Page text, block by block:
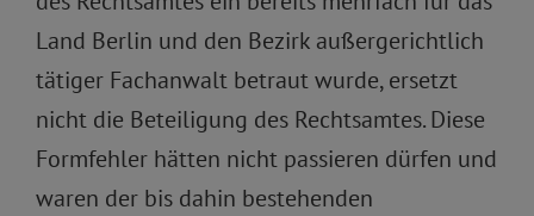
Land Berlin und den Bezirk außergerichtlich
tätiger Fachanwalt betraut wurde, ersetzt
nicht die Beteiligung des Rechtsamtes. Diese
Formfehler hätten nicht passieren dürfen und
waren der bis dahin bestehenden